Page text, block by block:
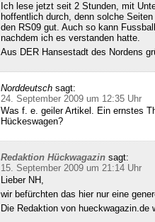
Ich lese jetzt seit 2 Stunden, mit
hoffentlich durch, denn solche
den RS09 gut. Auch so kann
nachdem ich es verstanden hatte.
Aus DER Hansestadt des Nordens
Norddeutsch sagt:
24. September 2009 um 12:35 Uhr
Was f. e. geiler Artikel. Ein ernstes
Hückeswagen?
Redaktion Hückwagazin sagt:
15. September 2009 um 21:14 Uhr
Lieber NH,
wir befürchten das hier nur eine
Die Redaktion von